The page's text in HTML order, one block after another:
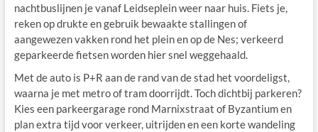
nachtbuslijnen je vanaf Leidseplein weer naar huis. Fiets je,
reken op drukte en gebruik bewaakte stallingen of
aangewezen vakken rond het plein en op de Nes; verkeerd
geparkeerde fietsen worden hier snel weggehaald.
Met de auto is P+R aan de rand van de stad het voordeligst,
waarna je met metro of tram doorrijdt. Toch dichtbij parkeren?
Kies een parkeergarage rond Marnixstraat of Byzantium en
plan extra tijd voor verkeer, uitrijden en een korte wandeling